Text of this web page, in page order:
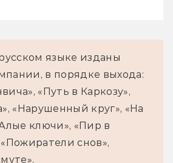
языке изданы
в порядке выхода:
«Путь в Каркозу»,
«Нарушенный круг», «На
ключи», «Пир в
снов»,